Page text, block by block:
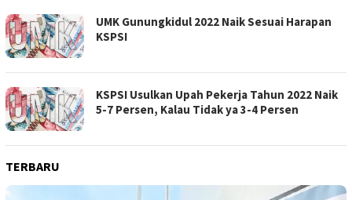
UMK Gunungkidul 2022 Naik Sesuai Harapan
KSPSI
KSPSI Usulkan Upah Pekerja Tahun 2022 Naik
5-7 Persen, Kalau Tidak ya 3-4 Persen
TERBARU